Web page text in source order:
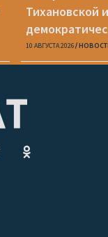
Тихановской и
10 АВГУСТА 2026